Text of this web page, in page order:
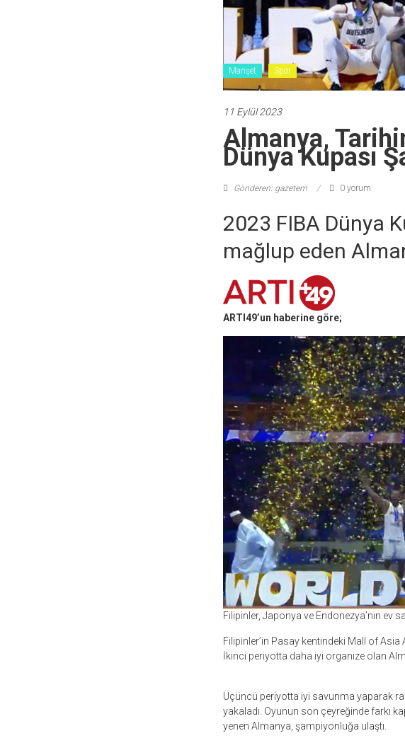
Manşet Spor
11 Eylül 2023
Almanya,
Dünya Kupası
Gönderen: gazetem 0 yorum
2023 FIBA Dünya
mağlup eden
ARTI49’un haberine göre;
Filipinler, Japonya ve Endonezya’nın ev
Filipinler’in Pasay kentindeki Mall of Asia
İkinci periyotta daha iyi organize olan
Üçüncü periyotta iyi savunma yaparak
yakaladı. Oyunun son çeyreğinde farkı
yenen Almanya, şampiyonluğa ulaştı.